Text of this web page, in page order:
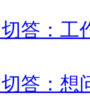
答：工
答：想